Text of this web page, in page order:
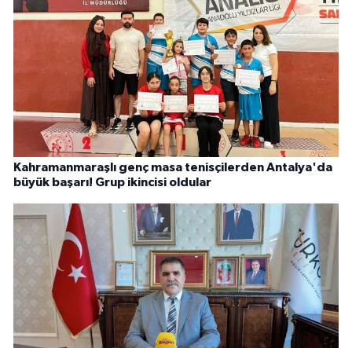
Kahramanmaraşlı genç masa tenisçilerden Antalya'da
büyük başarı! Grup ikincisi oldular